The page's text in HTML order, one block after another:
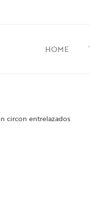
HOME
circon entrelazados